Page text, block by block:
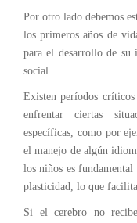
Por otro lado debemos
los primeros años de
para el desarrollo de su
social.
Existen períodos
enfrentar ciertas
específicas, como por
el manejo de algún
los niños es
plasticidad, lo que
Si el cerebro no